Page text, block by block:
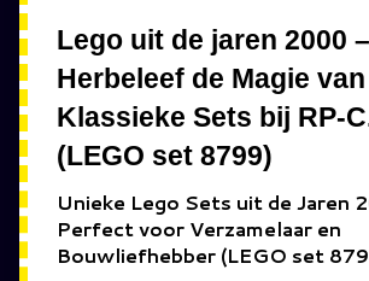
Lego uit de jaren 2000 –
Herbeleef de Magie van
Klassieke Sets bij RP-
(LEGO set 8799)
Unieke Lego Sets uit de Jaren
Perfect voor Verzamelaar en
Bouwliefhebber (LEGO set